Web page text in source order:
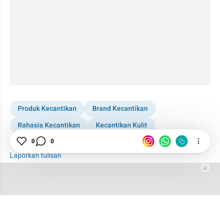
Produk Kecantikan
Brand Kecantikan
Rahasia Kecantikan
Kecantikan Kulit
Perawatan Kecantikan
Tips Kecantikan
Laporkan tulisan
0 0